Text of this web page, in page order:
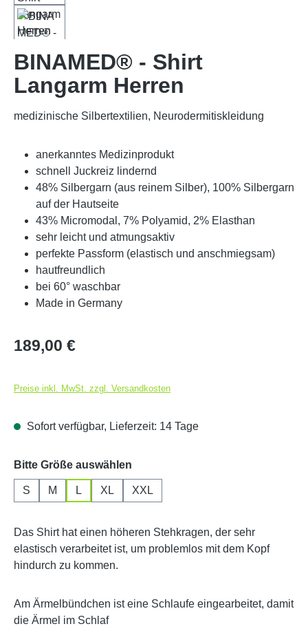
BINAMED® - Shirt
Langarm Herren
medizinische Silbertextilien, Neurodermitiskleidung
anerkanntes Medizinprodukt
schnell Juckreiz lindernd
48% Silbergarn (aus reinem Silber), 100% Silbergarn
auf der Hautseite
43% Micromodal, 7% Polyamid, 2% Elasthan
sehr leicht und atmungsaktiv
perfekte Passform (elastisch und anschmiegsam)
hautfreundlich
bei 60° waschbar
Made in Germany
Regulärer Preis:
189,00 €
Preise inkl. MwSt. zzgl. Versandkosten
Sofort verfügbar, Lieferzeit: 14 Tage
Bitte Größe auswählen
S M L XL XXL
Das Shirt hat einen höheren Stehkragen, der sehr
elastisch verarbeitet ist, um problemlos mit dem Kopf
hindurch zu kommen.
Am Ärmelbündchen ist eine Schlaufe eingearbeitet, damit
die Ärmel im Schlaf